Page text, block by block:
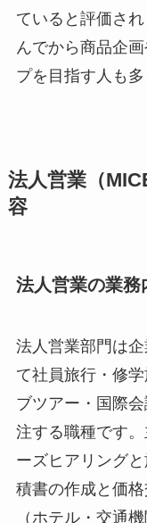
ていると評価さ
んでから商品企
プを目指す人も多
法人営業（
容
法人営業の業務
法人営業部門は
て社員旅行・修
ブツアー・国際
注する職種です
ーズヒアリング
積書の作成と価
（ホテル・交通